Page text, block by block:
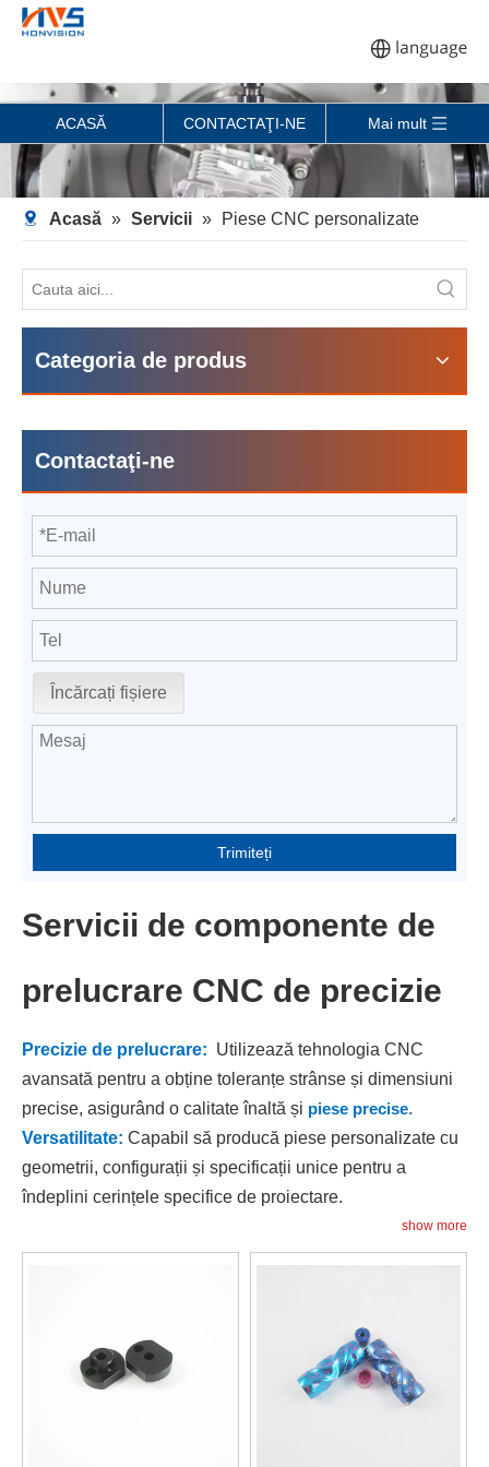
ACASĂ CONTACTAŢI-NE Mai mult
Acasă » Servicii » Piese CNC personalizate
Categoria de produs
Contactaţi-ne
Încărcați fișiere
Trimiteți
Servicii de componente de
prelucrare CNC de precizie
Precizie de prelucrare: Utilizează tehnologia CNC
avansată pentru a obține toleranțe strânse și dimensiuni
precise, asigurând o calitate înaltă și piese precise.
Versatilitate: Capabil să producă piese personalizate cu
geometrii, configurații și specificații unice pentru a
îndeplini cerințele specifice de proiectare.
Oferă capacitatea de a lucra cu o gamă
largă de materiale, inclusivmetale,materiale plastice, și
optimizate au ca rezultat reducerea timpului de producție,
minimizarea timpilor de livrare și îmbunătățirea eficienței
show more